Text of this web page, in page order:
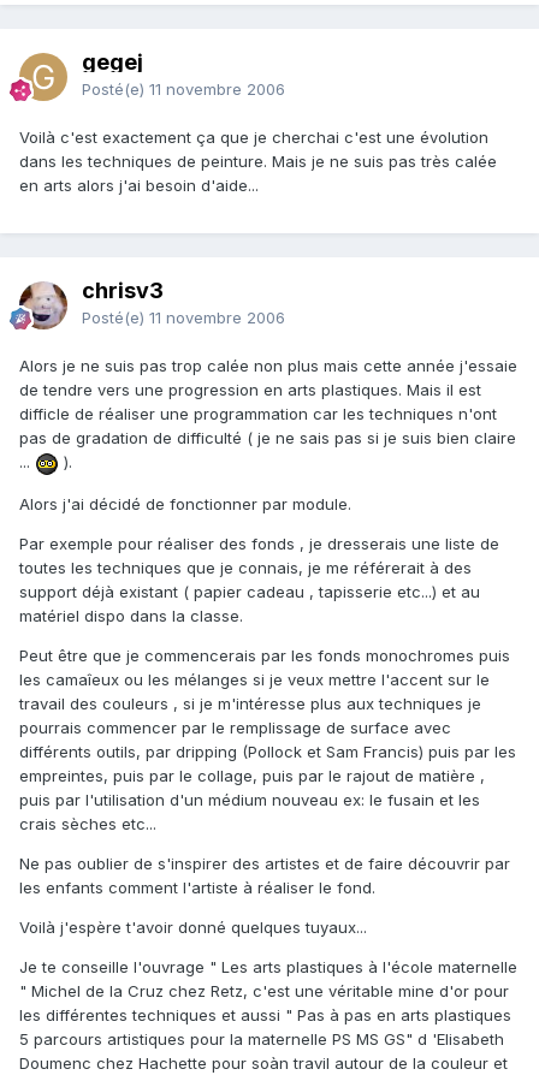
gegej
Posté(e) 11 novembre 2006
Voilà c'est exactement ça que je cherchai c'est une évolution
dans les techniques de peinture. Mais je ne suis pas très calée
en arts alors j'ai besoin d'aide...
chrisv3
Posté(e) 11 novembre 2006
Alors je ne suis pas trop calée non plus mais cette année j'essaie
de tendre vers une progression en arts plastiques. Mais il est
difficle de réaliser une programmation car les techniques n'ont
pas de gradation de difficulté ( je ne sais pas si je suis bien claire
...
).
Alors j'ai décidé de fonctionner par module.
Par exemple pour réaliser des fonds , je dresserais une liste de
toutes les techniques que je connais, je me référerait à des
support déjà existant ( papier cadeau , tapisserie etc...) et au
matériel dispo dans la classe.
Peut être que je commencerais par les fonds monochromes puis
les camaîeux ou les mélanges si je veux mettre l'accent sur le
travail des couleurs , si je m'intéresse plus aux techniques je
pourrais commencer par le remplissage de surface avec
différents outils, par dripping (Pollock et Sam Francis) puis par les
empreintes, puis par le collage, puis par le rajout de matière ,
puis par l'utilisation d'un médium nouveau ex: le fusain et les
crais sèches etc...
Ne pas oublier de s'inspirer des artistes et de faire découvrir par
les enfants comment l'artiste à réaliser le fond.
Voilà j'espère t'avoir donné quelques tuyaux...
Je te conseille l'ouvrage " Les arts plastiques à l'école maternelle
" Michel de la Cruz chez Retz, c'est une véritable mine d'or pour
les différentes techniques et aussi " Pas à pas en arts plastiques
5 parcours artistiques pour la maternelle PS MS GS" d 'Elisabeth
Doumenc chez Hachette pour soàn travil autour de la couleur et